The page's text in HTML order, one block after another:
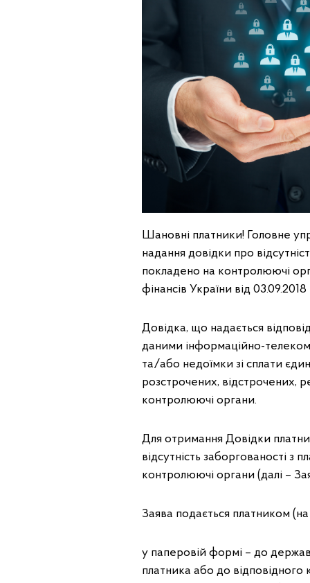
Шановні платники! Головне
надання довідки про
покладено на контролюючі
фінансів України від
Довідка, що надається
даними інформаційно-
та/або недоїмки зі сплати
розстрочених, відстрочених,
контролюючі органи.
Для отримання Довідки
відсутність заборгованості з
контролюючі органи (далі –
Заява подається платником
у паперовій формі – до
платника або до